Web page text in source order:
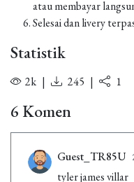
atau membayar
Selesai dan livery
Statistik
2k | 245 | 1
6 Komen
Guest_TR85U
tyler james villar